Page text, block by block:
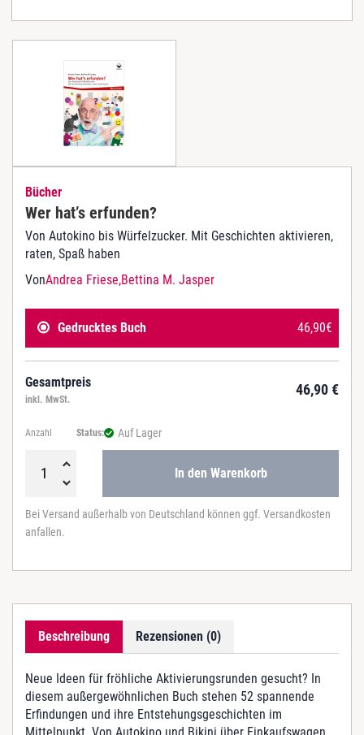
Bücher
Wer hat’s erfunden?
Von Autokino bis Würfelzucker. Mit Geschichten aktivieren,
raten, Spaß haben
VonAndrea Friese Bettina M. Jasper
Gedrucktes Buch 46,90€
Gesamtpreis 46,90€
inkl. MwSt.
Anzahl Status: Auf Lager
r
h
t
s
e
f
u
n
d
e
In den Warenkorb
Bei Versand außerhalb von Deutschland können ggf. Versandkosten
anfallen.
Beschreibung Rezensionen (0)
Neue Ideen für fröhliche Aktivierungsrunden gesucht? In
diesem außergewöhnlichen Buch stehen 52 spannende
Erfindungen und ihre Entstehungsgeschichten im
Mittelpunkt. Von Autokino und Bikini über Einkaufswagen